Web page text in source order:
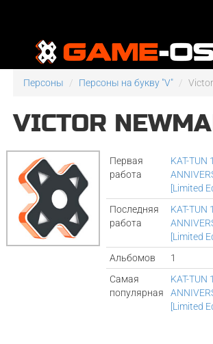
Персоны Персоны на букву "V"
VICTOR
Первая
работа
KAT-TUN
[Limited
Последняя
работа
KAT-TUN
[Limited
Альбомов
1
Самая
популярная
KAT-TUN
[Limited